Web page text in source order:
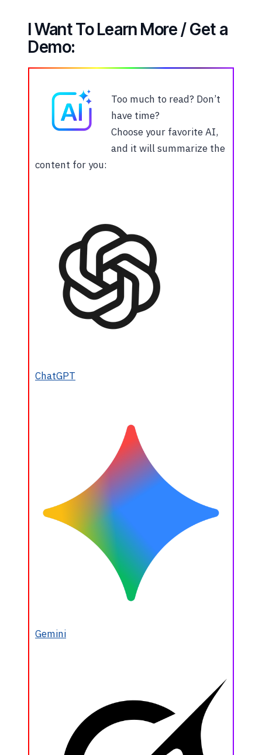
I Want To Learn More / Get a
Demo:
Too much to read? Don’t
have time?
Choose your favorite AI,
and it will summarize the
content for you:
ChatGPT
Gemini